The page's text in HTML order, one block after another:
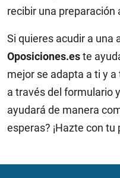
recibir una preparación
Si quieres acudir a una
Oposiciones.este
mejor se adapta a ti y
a través del formulario
ayudará de manera
esperas? ¡Hazte con